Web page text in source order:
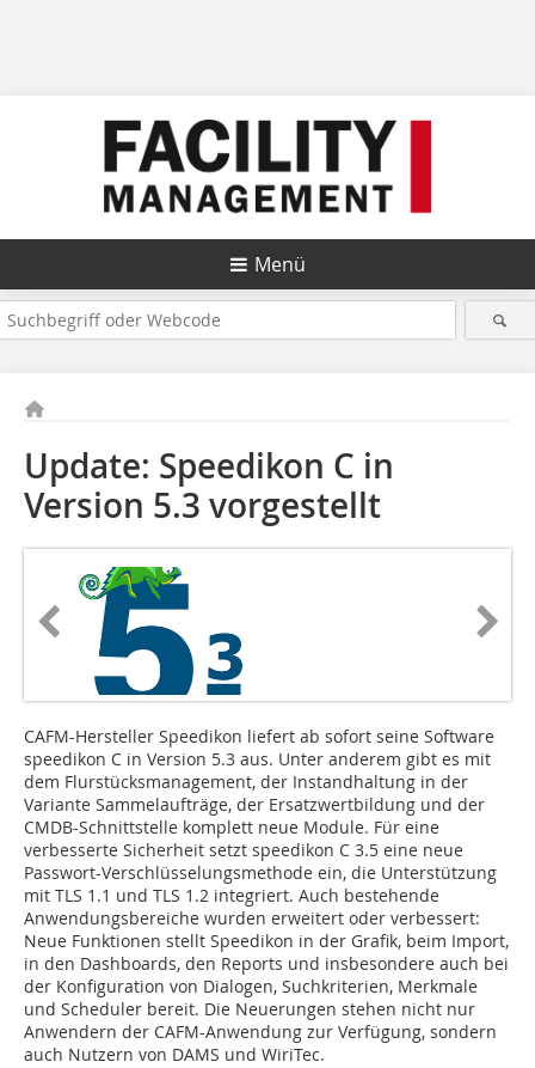
Menü
Update: Speedikon C in
Version 5.3 vorgestellt
CAFM-Hersteller Speedikon liefert ab sofort seine Software
speedikon C in Version 5.3 aus. Unter anderem gibt es mit
dem Flurstücksmanagement, der Instandhaltung in der
Variante Sammelaufträge, der Ersatzwertbildung und der
CMDB-Schnittstelle komplett neue Module. Für eine
verbesserte Sicherheit setzt speedikon C 3.5 eine neue
Passwort-Verschlüsselungsmethode ein, die Unterstützung
mit TLS 1.1 und TLS 1.2 integriert. Auch bestehende
Anwendungsbereiche wurden erweitert oder verbessert:
Neue Funktionen stellt Speedikon in der Grafik, beim Import,
in den Dashboards, den Reports und insbesondere auch bei
der Konfiguration von Dialogen, Suchkriterien, Merkmale
und Scheduler bereit. Die Neuerungen stehen nicht nur
Anwendern der CAFM-Anwendung zur Verfügung, sondern
auch Nutzern von DAMS und WiriTec.